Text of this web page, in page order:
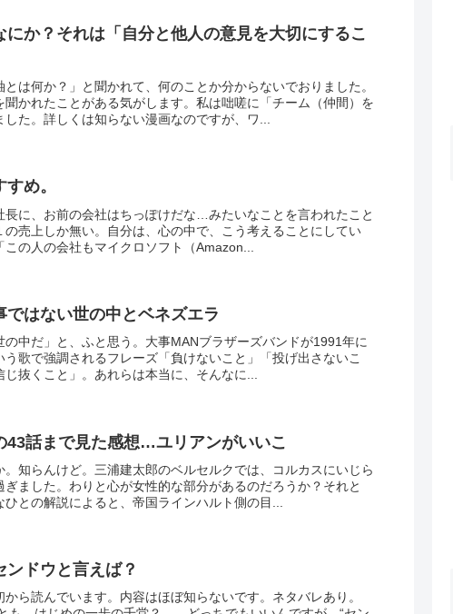
か？それは「自分と他人の意見を大切にするこ
は何か？」と聞かれて、何のことか分からないでおりました。
かれたことがある気がします。私は咄嗟に「チーム（仲間）を
た。詳しくは知らない漫画なのですが、ワ...
め。
長に、お前の会社はちっぽけだな…みたいなことを言われたこと
売上しか無い。自分は、心の中で、こう考えることにしてい
の人の会社もマイクロソフト（Amazon...
はない世の中とベネズエラ
の中だ」と、ふと思う。大事MANブラザーズバンドが1991年に
歌で強調されるフレーズ「負けないこと」「投げ出さないこ
抜くこと」。あれらは本当に、そんなに...
43話まで見た感想…ユリアンがいいこ
知らんけど。三浦建太郎のベルセルクでは、コルカスにいじら
ました。わりと心が女性的な部分があるのだろうか？それと
との解説によると、帝国ラインハルト側の目...
ドウと言えば？
ら読んでいます。内容はほぼ知らないです。ネタバレあり。